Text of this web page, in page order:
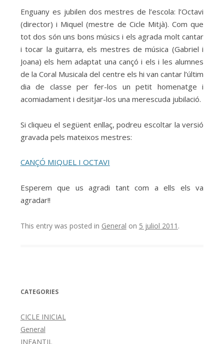
Enguany es jubilen dos mestres de l’escola: l’Octavi
(director) i Miquel (mestre de Cicle Mitjà). Com que
tot dos són uns bons músics i els agrada molt cantar
i tocar la guitarra, els mestres de música (Gabriel i
Joana) els hem adaptat una cançó i els i les alumnes
de la Coral Musicala del centre els hi van cantar l’últim
dia de classe per fer-los un petit homenatge i
acomiadament i desitjar-los una merescuda jubilació.
Si cliqueu el següent enllaç, podreu escoltar la versió
gravada pels mateixos mestres:
CANÇÓ MIQUEL I OCTAVI
Esperem que us agradi tant com a ells els va
agradar!!
This entry was posted in General on 5 juliol 2011 .
CATEGORIES
CICLE INICIAL
General
INFANTIL